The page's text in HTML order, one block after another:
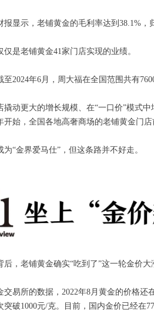
报显示，老铺黄金的毛利率达到38.1%，
仅是老铺黄金41家门店实现的业绩。
至2024年6月，周大福在全国范围共有
撬动更大的增长规模、在“一口价”模式
开始，全国各地高奢商场的老铺黄金门
为“金界爱马仕”，但这条路并不好走。
后，老铺黄金确实“吃到了”这一轮金价大
交易所的数据，2022年8月黄金的价格还
突破1000元/克。目前，国内金价已经在